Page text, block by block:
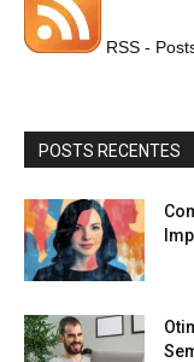
RSS -
POSTS RECENTES